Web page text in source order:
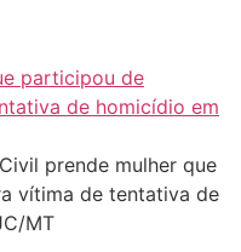
prende mulher que
vítima de tentativa de
MT